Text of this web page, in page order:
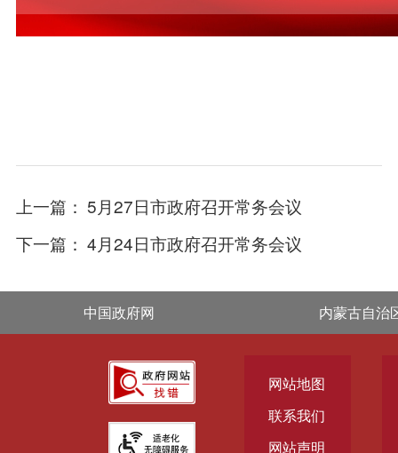
上一篇： 5月27日市政府召开常务会议
下一篇： 4月24日市政府召开常务会议
中国政府网 内蒙古自治
网站地图
联系我们
网站声明